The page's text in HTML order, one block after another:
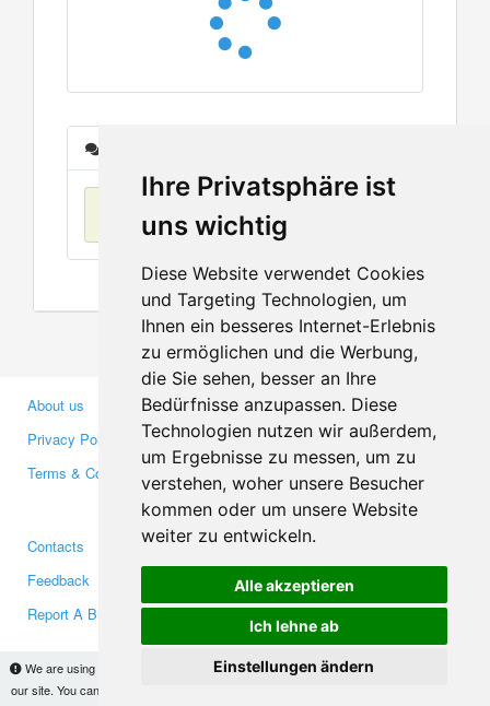
Ihre Privatsphäre ist
uns wichtig
Diese Website verwendet Cookies
und Targeting Technologien, um
Ihnen ein besseres Internet-Erlebnis
zu ermöglichen und die Werbung,
die Sie sehen, besser an Ihre
Bedürfnisse anzupassen. Diese
Technologien nutzen wir außerdem,
um Ergebnisse zu messen, um zu
verstehen, woher unsere Besucher
kommen oder um unsere Website
weiter zu entwickeln.
Alle akzeptieren
Ich lehne ab
Einstellungen ändern
We are using cookies to provide statistics that help us give you the best experience of
our site. You can find out more
No items found
About us
Privacy Policy
Terms & Conditions
Business Partners
Investors
Media
Contacts
Feedback
Report A Bug
Facebook
Twitter
YouTube
Google+